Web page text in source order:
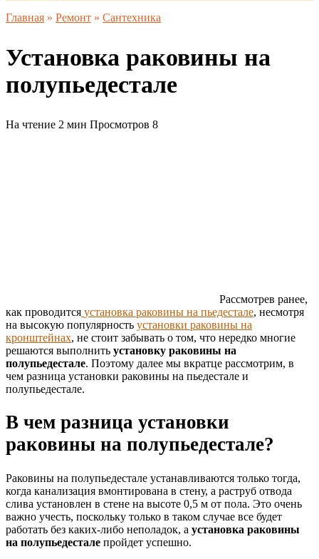
Главная » Ремонт » Сантехника
Установка раковины на
полупьедестале
На чтение 2 мин Просмотров 8
Рассмотрев ранее,
как проводится установка раковины на пьедестале, несмотря
на высокую популярность установки раковины на
кронштейнах, не стоит забывать о том, что нередко многие
решаются выполнить установку раковины на
полупьедестале. Поэтому далее мы вкратце рассмотрим, в
чем разница установки раковины на пьедестале и
полупьедестале.
В чем разница установки
раковины на полупьедестале?
Раковины на полупьедестале устанавливаются только тогда,
когда канализация вмонтирована в стену, а раструб отвода
слива установлен в стене на высоте 0,5 м от пола. Это очень
важно учесть, поскольку только в таком случае все будет
работать без каких-либо неполадок, а установка раковины
на полупьедестале пройдет успешно.